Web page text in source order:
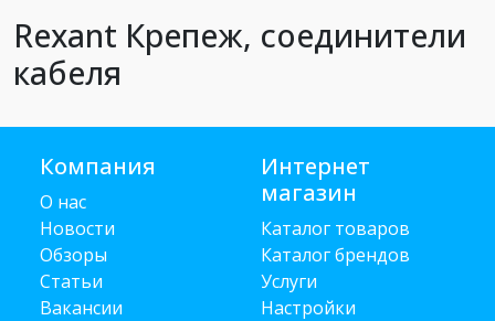
Rexant Крепеж, соединители
кабеля
Компания
О нас
Новости
Обзоры
Статьи
Вакансии
Интернет
магазин
Каталог товаров
Каталог брендов
Услуги
Настройки